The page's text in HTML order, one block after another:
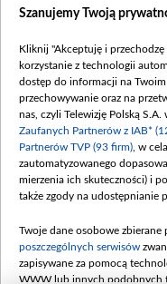
Szanujemy Twoją
Kliknij "Akceptuję i
korzystanie z technologii
dostęp do informacji na
przechowywanie oraz na
nas, czyli Telewizję Polską S.A.
Zaufanych Partnerów z IAB*
Partnerów TVP (93 firm) , w
zautomatyzowanego
mierzenia ich skuteczności) i
także zgody na udostępnianie
Twoje dane osobowe zbierane
poszczególnych serwisów
zapisywane za pomocą
WWW lub innych podobnych